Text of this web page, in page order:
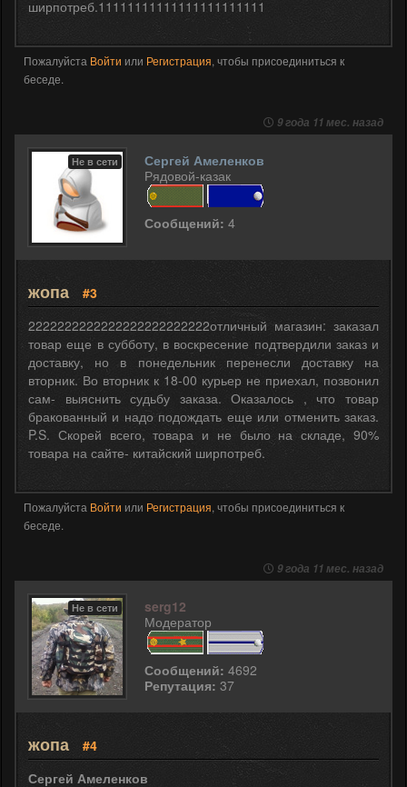
ширпотреб.11111111111111111111111
Пожалуйста Войти или Регистрация, чтобы присоединиться к
беседе.
9 года 11 мес. назад
Не в сети
Сергей Амеленков
Рядовой-казак
Сообщений: 4
жопа
#3
2222222222222222222222222отличный магазин: заказал
товар еще в субботу, в воскресение подтвердили заказ и
доставку, но в понедельник перенесли доставку на
вторник. Во вторник к 18-00 курьер не приехал, позвонил
сам- выяснить судьбу заказа. Оказалось , что товар
бракованный и надо подождать еще или отменить заказ.
P.S. Скорей всего, товара и не было на складе, 90%
товара на сайте- китайский ширпотреб.
Пожалуйста Войти или Регистрация, чтобы присоединиться к
беседе.
9 года 11 мес. назад
Не в сети
serg12
Модератор
Сообщений: 4692
Репутация: 37
жопа
#4
Сергей Амеленков